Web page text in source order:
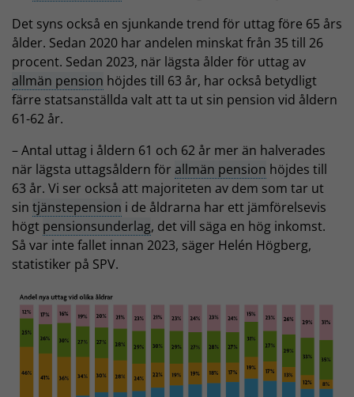
Det syns också en sjunkande trend för uttag före 65 års
ålder. Sedan 2020 har andelen minskat från 35 till 26
procent. Sedan 2023, när lägsta ålder för uttag av
allmän pension höjdes till 63 år, har också betydligt
färre statsanställda valt att ta ut sin pension vid åldern
61-62 år.
– Antal uttag i åldern 61 och 62 år mer än halverades
när lägsta uttagsåldern för allmän pension höjdes till
63 år. Vi ser också att majoriteten av dem som tar ut
sin tjänstepension i de åldrarna har ett jämförelsevis
högt pensionsunderlag, det vill säga en hög inkomst.
Så var inte fallet innan 2023, säger Helén Högberg,
statistiker på SPV.